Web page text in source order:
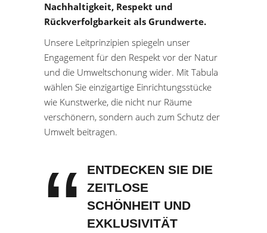
Nachhaltigkeit, Respekt und
Rückverfolgbarkeit als Grundwerte.
Unsere Leitprinzipien spiegeln unser
Engagement für den Respekt vor der Natur
und die Umweltschonung wider. Mit Tabula
wählen Sie einzigartige Einrichtungsstücke
wie Kunstwerke, die nicht nur Räume
verschönern, sondern auch zum Schutz der
Umwelt beitragen.
ENTDECKEN SIE DIE
ZEITLOSE
SCHÖNHEIT UND
EXKLUSIVITÄT